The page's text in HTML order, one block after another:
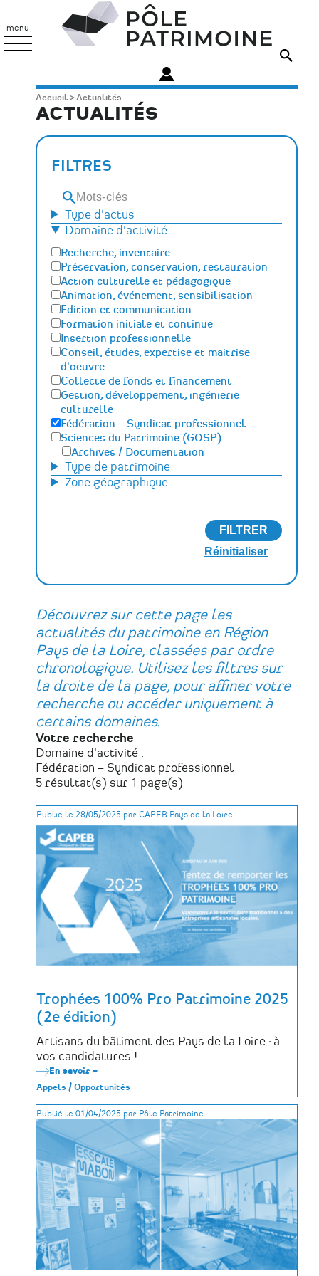
contenu
principal
menu
Patrimoine
Fil
d'Ariane
Accueil Actualités
ACTUALITÉS
Découvrez sur cette page les
actualités du patrimoine en Région
Pays de la Loire, classées par ordre
chronologique. Utilisez les filtres sur
la droite de la page, pour affiner votre
recherche ou accéder uniquement à
certains domaines.
Votre recherche
Domaine d'activité :
Fédération – Syndicat professionnel
5 résultat(s) sur 1 page(s)
Publié le 28/05/2025 par CAPEB Pays de la Loire.
Trophées 100% Pro Patrimoine 2025
(2e édition)
Artisans du bâtiment des Pays de la Loire : à
vos candidatures !
En savoir +
Trophées
100%
Pro
Patrimoine
2025
édition)
Appels / Opportunités
Publié le 01/04/2025 par Pôle Patrimoine.
FILTRES
Mots-
clésType d'actus
Domaine d'activité
Recherche, inventaire
Préservation, conservation, restauration
Action culturelle et pédagogique
Animation, événement, sensibilisation
Edition et communication
Formation initiale et continue
Insertion professionnelle
Conseil, études, expertise et maitrise
d'oeuvre
Collecte de fonds et financement
Gestion, développement, ingénierie
culturelle
Fédération – Syndicat professionnel
Sciences du Patrimoine (GOSP)
Archives / Documentation
Conservation du patrimoine et
archéologie
culturelle et valorisation)
Sciences des matériaux et de l'ingénierie
Type de patrimoine
Zone géographique